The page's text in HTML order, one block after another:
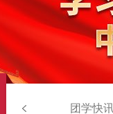
团学快